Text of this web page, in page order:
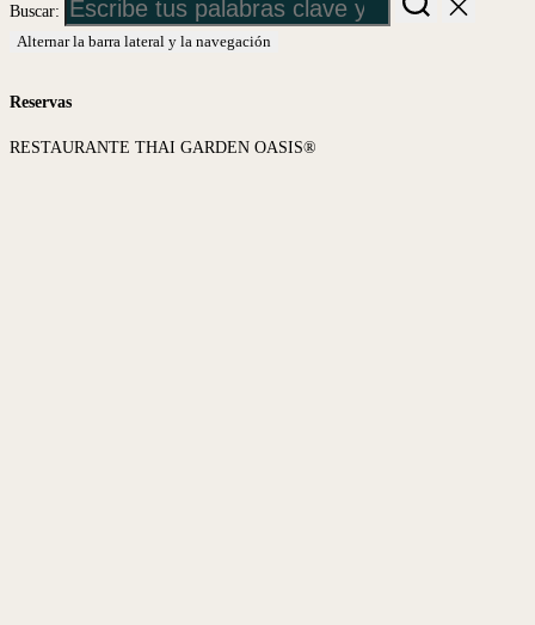
Buscar:
Alternar la barra lateral y la navegación
Reservas
RESTAURANTE THAI GARDEN OASIS®